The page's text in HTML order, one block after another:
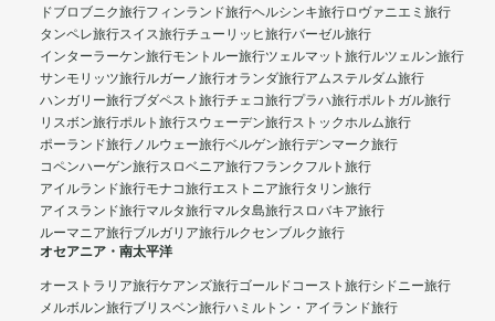
ドブロブニク旅行フィンランド旅行ヘルシンキ旅行ロヴァニエミ旅行
タンペレ旅行スイス旅行チューリッヒ旅行バーゼル旅行
インターラーケン旅行モントルー旅行ツェルマット旅行ルツェルン旅行
サンモリッツ旅行ルガーノ旅行オランダ旅行アムステルダム旅行
ハンガリー旅行ブダペスト旅行チェコ旅行プラハ旅行ポルトガル旅行
リスボン旅行ポルト旅行スウェーデン旅行ストックホルム旅行
ポーランド旅行ノルウェー旅行ベルゲン旅行デンマーク旅行
コペンハーゲン旅行スロベニア旅行フランクフルト旅行
アイルランド旅行モナコ旅行エストニア旅行タリン旅行
アイスランド旅行マルタ旅行マルタ島旅行スロバキア旅行
ルーマニア旅行ブルガリア旅行ルクセンブルク旅行
オセアニア・南太平洋
オーストラリア旅行ケアンズ旅行ゴールドコースト旅行シドニー旅行
メルボルン旅行ブリスベン旅行ハミルトン・アイランド旅行